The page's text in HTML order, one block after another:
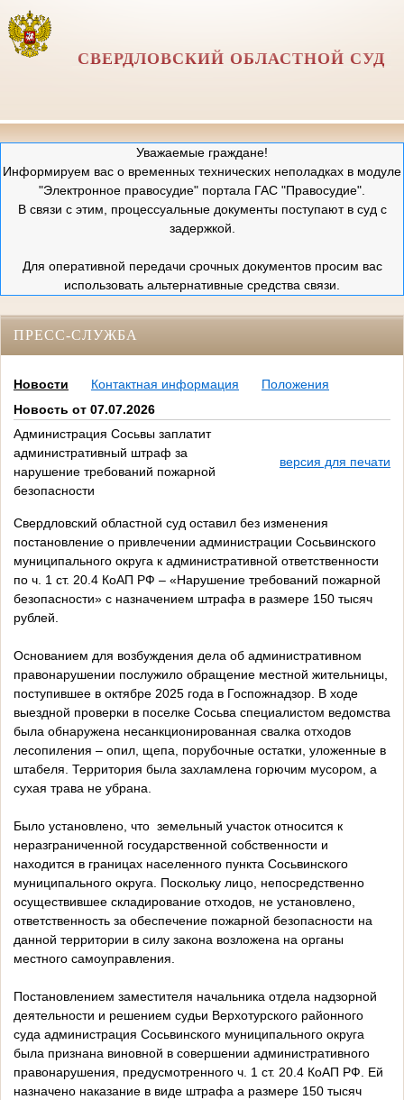
СВЕРДЛОВСКИЙ ОБЛАСТНОЙ СУД
Уважаемые граждане!
Информируем вас о временных технических неполадках в модуле
"Электронное правосудие" портала ГАС "Правосудие".
В связи с этим, процессуальные документы поступают в суд с
задержкой.
Для оперативной передачи срочных документов просим вас
использовать альтернативные средства связи.
ПРЕСС-СЛУЖБА
Новости Контактная информация
Положения
Новость от 07.07.2026
Администрация Сосьвы заплатит
административный штраф за
нарушение требований пожарной
безопасности
версия для печати
Свердловский областной суд оставил без изменения
постановление о привлечении администрации Сосьвинского
муниципального округа к административной ответственности
по ч. 1 ст. 20.4 КоАП РФ – «Нарушение требований пожарной
безопасности» с назначением штрафа в размере 150 тысяч
рублей.
Основанием для возбуждения дела об административном
правонарушении послужило обращение местной жительницы,
поступившее в октябре 2025 года в Госпожнадзор. В ходе
выездной проверки в поселке Сосьва специалистом ведомства
была обнаружена несанкционированная свалка отходов
лесопиления – опил, щепа, порубочные остатки, уложенные в
штабеля. Территория была захламлена горючим мусором, а
сухая трава не убрана.
Было установлено, что земельный участок относится к
неразграниченной государственной собственности и
находится в границах населенного пункта Сосьвинского
муниципального округа. Поскольку лицо, непосредственно
осуществившее складирование отходов, не установлено,
ответственность за обеспечение пожарной безопасности на
данной территории в силу закона возложена на органы
местного самоуправления.
Постановлением заместителя начальника отдела надзорной
деятельности и решением судьи Верхотурского районного
суда администрация Сосьвинского муниципального округа
была признана виновной в совершении административного
правонарушения, предусмотренного ч. 1 ст. 20.4 КоАП РФ. Ей
назначено наказание в виде штрафа а размере 150 тысяч